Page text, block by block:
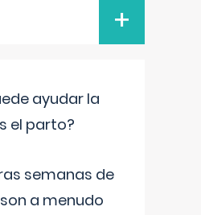
+
ayudar la
el parto?
semanas de
a menudo